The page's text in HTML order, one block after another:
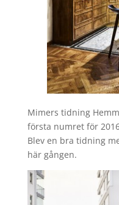
Mimers tidning
första numret för
Blev en bra tidning
här gången.